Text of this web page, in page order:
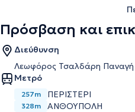
Πρόσβαση και
Διεύθυνση
Λεωφόρος Τσαλδάρη Παναγή
Μετρό
257m ΠΕΡΙΣΤΕΡΙ
328m ΑΝΘΟΥΠΟΛΗ